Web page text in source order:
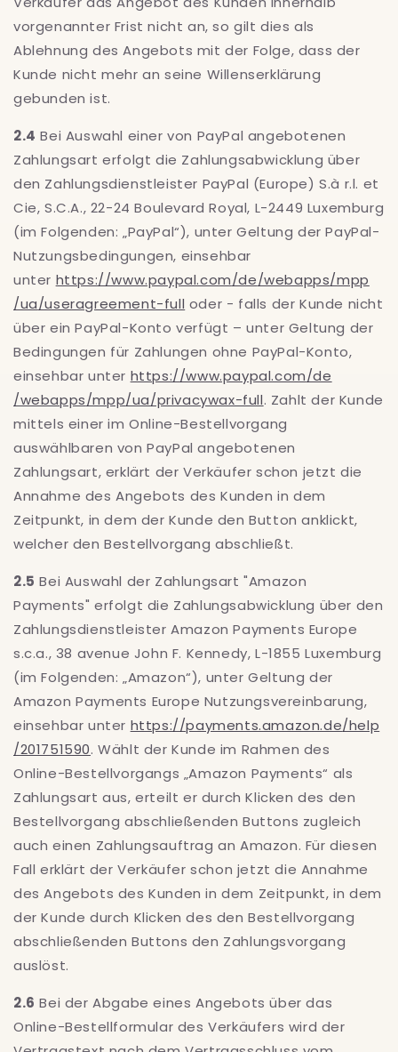
vorgenannter Frist nicht an, so gilt dies als
Ablehnung des Angebots mit der Folge, dass der
Kunde nicht mehr an seine Willenserklärung
gebunden ist.
2.4 Bei Auswahl einer von PayPal angebotenen
Zahlungsart erfolgt die Zahlungsabwicklung über
den Zahlungsdienstleister PayPal (Europe) S.à r.l. et
Cie, S.C.A., 22-24 Boulevard Royal, L-2449 Luxemburg
(im Folgenden: „PayPal“), unter Geltung der PayPal-
Nutzungsbedingungen, einsehbar
unter https://www.paypal.com/de/webapps/mpp
/ua/useragreement-full oder - falls der Kunde nicht
über ein PayPal-Konto verfügt – unter Geltung der
Bedingungen für Zahlungen ohne PayPal-Konto,
einsehbar unter https://www.paypal.com/de
/webapps/mpp/ua/privacywax-full. Zahlt der Kunde
mittels einer im Online-Bestellvorgang
auswählbaren von PayPal angebotenen
Zahlungsart, erklärt der Verkäufer schon jetzt die
Annahme des Angebots des Kunden in dem
Zeitpunkt, in dem der Kunde den Button anklickt,
welcher den Bestellvorgang abschließt.
2.5 Bei Auswahl der Zahlungsart "Amazon
Payments" erfolgt die Zahlungsabwicklung über den
Zahlungsdienstleister Amazon Payments Europe
s.c.a., 38 avenue John F. Kennedy, L-1855 Luxemburg
(im Folgenden: „Amazon“), unter Geltung der
Amazon Payments Europe Nutzungsvereinbarung,
einsehbar unter https://payments.amazon.de/help
/201751590. Wählt der Kunde im Rahmen des
Online-Bestellvorgangs „Amazon Payments“ als
Zahlungsart aus, erteilt er durch Klicken des den
Bestellvorgang abschließenden Buttons zugleich
auch einen Zahlungsauftrag an Amazon. Für diesen
Fall erklärt der Verkäufer schon jetzt die Annahme
des Angebots des Kunden in dem Zeitpunkt, in dem
der Kunde durch Klicken des den Bestellvorgang
abschließenden Buttons den Zahlungsvorgang
auslöst.
2.6 Bei der Abgabe eines Angebots über das
Online-Bestellformular des Verkäufers wird der